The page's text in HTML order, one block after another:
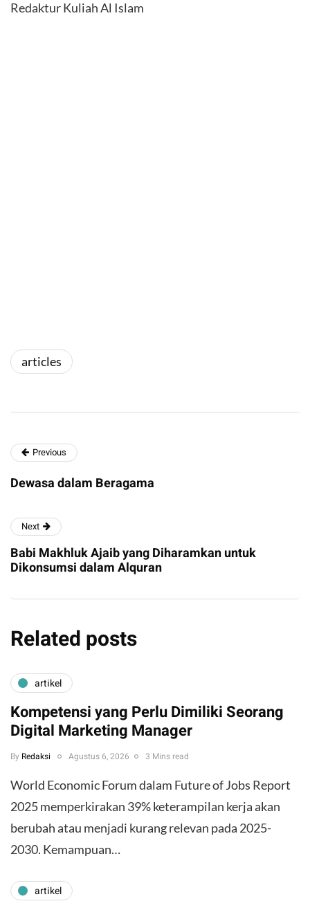
Redaktur Kuliah Al Islam
articles
Previous
Dewasa dalam Beragama
Next
Babi Makhluk Ajaib yang Diharamkan untuk
Dikonsumsi dalam Alquran
Related posts
artikel
Kompetensi yang Perlu Dimiliki Seorang
Digital Marketing Manager
By Redaksi Agustus 6, 2026 3 Mins read
World Economic Forum dalam Future of Jobs Report
2025 memperkirakan 39% keterampilan kerja akan
berubah atau menjadi kurang relevan pada 2025-
2030. Kemampuan…
artikel